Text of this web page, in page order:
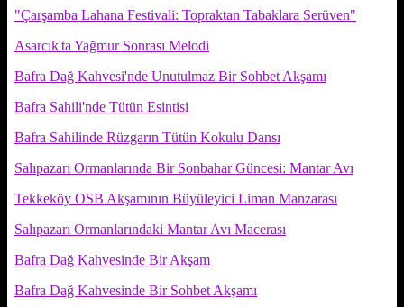
"Çarşamba Lahana Festivali: Topraktan Tabaklara Serüven"
Asarcık'ta Yağmur Sonrası Melodi
Bafra Dağ Kahvesi'nde Unutulmaz Bir Sohbet Akşamı
Bafra Sahili'nde Tütün Esintisi
Bafra Sahilinde Rüzgarın Tütün Kokulu Dansı
Salıpazarı Ormanlarında Bir Sonbahar Güncesi: Mantar Avı
Tekkeköy OSB Akşamının Büyüleyici Liman Manzarası
Salıpazarı Ormanlarındaki Mantar Avı Macerası
Bafra Dağ Kahvesinde Bir Akşam
Bafra Dağ Kahvesinde Bir Sohbet Akşamı